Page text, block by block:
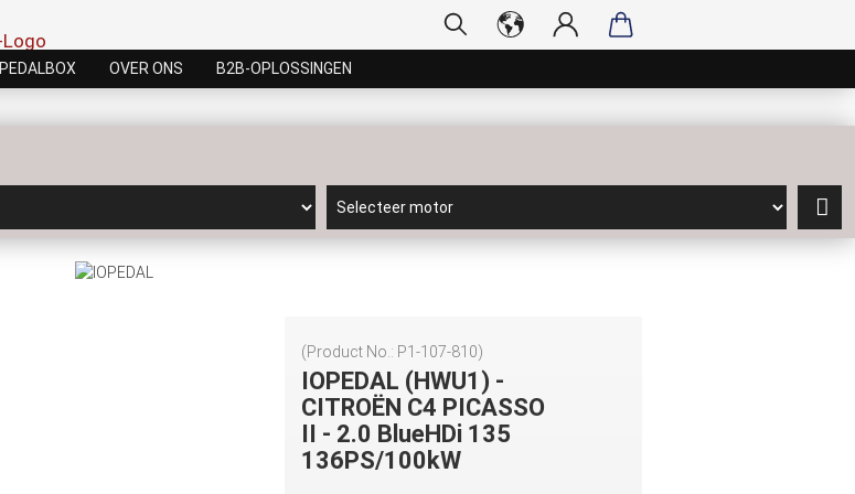
PEDALBOX OVER ONS B2B-OPLOSSINGEN
(Product No.: P1-107-810)
IOPEDAL (HWU1) -
CITROËN C4 PICASSO
II - 2.0 BlueHDi 135
136PS/100kW